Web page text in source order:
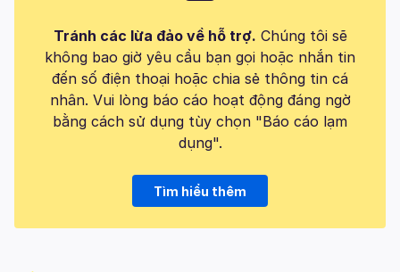
Tránh các lừa đảo về hỗ trợ. Chúng tôi sẽ
không bao giờ yêu cầu bạn gọi hoặc nhắn tin
đến số điện thoại hoặc chia sẻ thông tin cá
nhân. Vui lòng báo cáo hoạt động đáng ngờ
bằng cách sử dụng tùy chọn "Báo cáo lạm
dụng".
Tìm hiểu thêm